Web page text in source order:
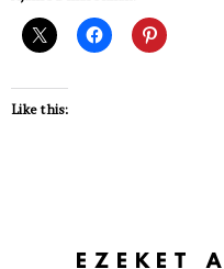
Like this:
EZEKET